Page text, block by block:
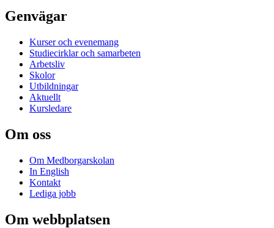
Genvägar
Kurser och evenemang
Studiecirklar och samarbeten
Arbetsliv
Skolor
Utbildningar
Aktuellt
Kursledare
Om oss
Om Medborgarskolan
In English
Kontakt
Lediga jobb
Om webbplatsen